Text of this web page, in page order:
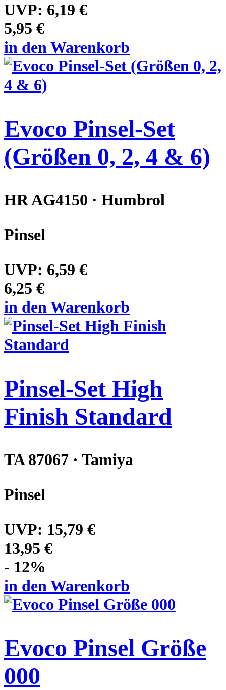
UVP: 6,19 €
5,95 €
in den Warenkorb
Evoco Pinsel-Set
(Größen 0, 2, 4 & 6)
HR AG4150 · Humbrol
Pinsel
UVP: 6,59 €
6,25 €
in den Warenkorb
Pinsel-Set High
Finish Standard
TA 87067 · Tamiya
Pinsel
UVP: 15,79 €
13,95 €
- 12%
in den Warenkorb
Evoco Pinsel Größe
000